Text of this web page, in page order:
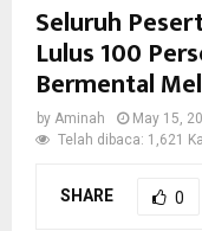
Seluruh
Lulus 100
Bermental
by Aminah
May 15,
Telah dibaca: 1,621
SHARE 0